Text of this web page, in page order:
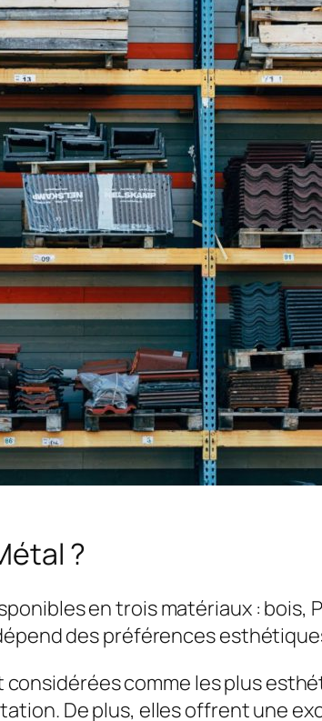
?
en trois matériaux : bois,
des préférences
considérées comme les plus
De plus, elles offrent une